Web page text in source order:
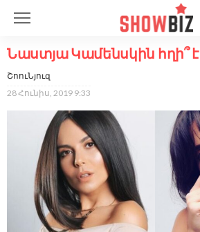
Նաստյա Կամենսկին հղի՞ է
ՇոուՆյուզ
28 Հունիս, 2019 9:33